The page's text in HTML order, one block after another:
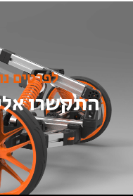
לפרטים
התקשרו אלינו 052-